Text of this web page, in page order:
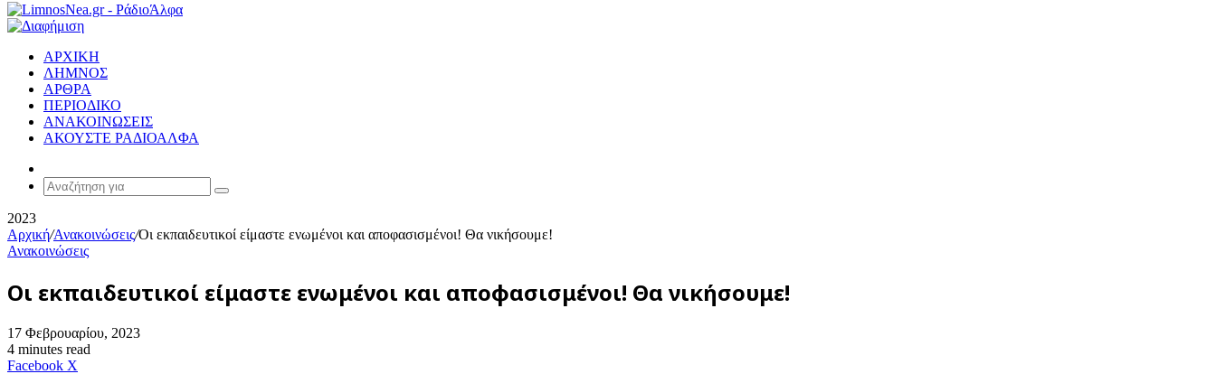
ΑΡΧΙΚΗ
ΛΗΜΝΟΣ
ΑΡΘΡΑ
ΠΕΡΙΟΔΙΚΟ
ΑΝΑΚΟΙΝΩΣΕΙΣ
ΑΚΟΥΣΤΕ ΡΑΔΙΟΑΛΦΑ
Article
Αναζήτηση
2023
Αρχική/Ανακοινώσεις/Οι εκπαιδευτικοί είμαστε ενωμένοι και αποφασισμένοι! Θα νικήσουμε!
Ανακοινώσεις
Οι εκπαιδευτικοί είμαστε ενωμένοι και αποφασισμένοι! Θα νικήσουμε!
17 Φεβρουαρίου, 2023
4 minutes read
Facebook X